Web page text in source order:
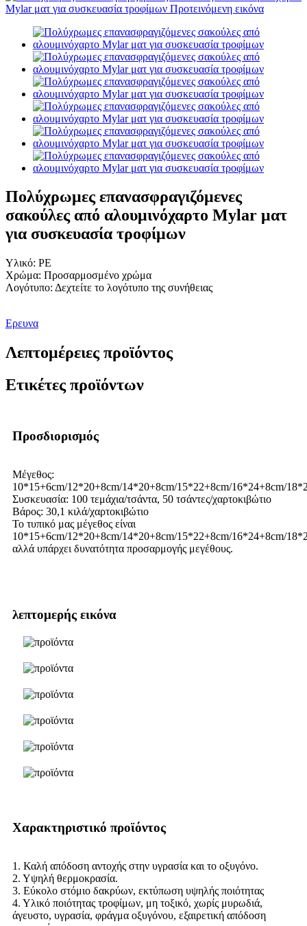
Πολύχρωμες επανασφραγιζόμενες
σακούλες από αλουμινόχαρτο Mylar ματ
για συσκευασία τροφίμων
Υλικό: PE
Χρώμα: Προσαρμοσμένο χρώμα
Λογότυπο: Δεχτείτε το λογότυπο της συνήθειας
Ερευνα
Λεπτομέρειες προϊόντος
Ετικέτες προϊόντων
Προσδιορισμός
Μέγεθος:
10*15+6cm/12*20+8cm/14*20+8cm/15*22+8cm/16*24+8cm/
Συσκευασία: 100 τεμάχια/τσάντα, 50 τσάντες/χαρτοκιβώτιο
Βάρος: 30,1 κιλά/χαρτοκιβώτιο
Το τυπικό μας μέγεθος είναι
10*15+6cm/12*20+8cm/14*20+8cm/15*22+8cm/16*24+8cm/
αλλά υπάρχει δυνατότητα προσαρμογής μεγέθους.
λεπτομερής εικόνα
Χαρακτηριστικό προϊόντος
1. Καλή απόδοση αντοχής στην υγρασία και το οξυγόνο.
2. Υψηλή θερμοκρασία.
3. Εύκολο στόμιο δακρύων, εκτύπωση υψηλής ποιότητας
4. Υλικό ποιότητας τροφίμων, μη τοξικό, χωρίς μυρωδιά,
άγευστο, υγρασία, φράγμα οξυγόνου, εξαιρετική απόδοση